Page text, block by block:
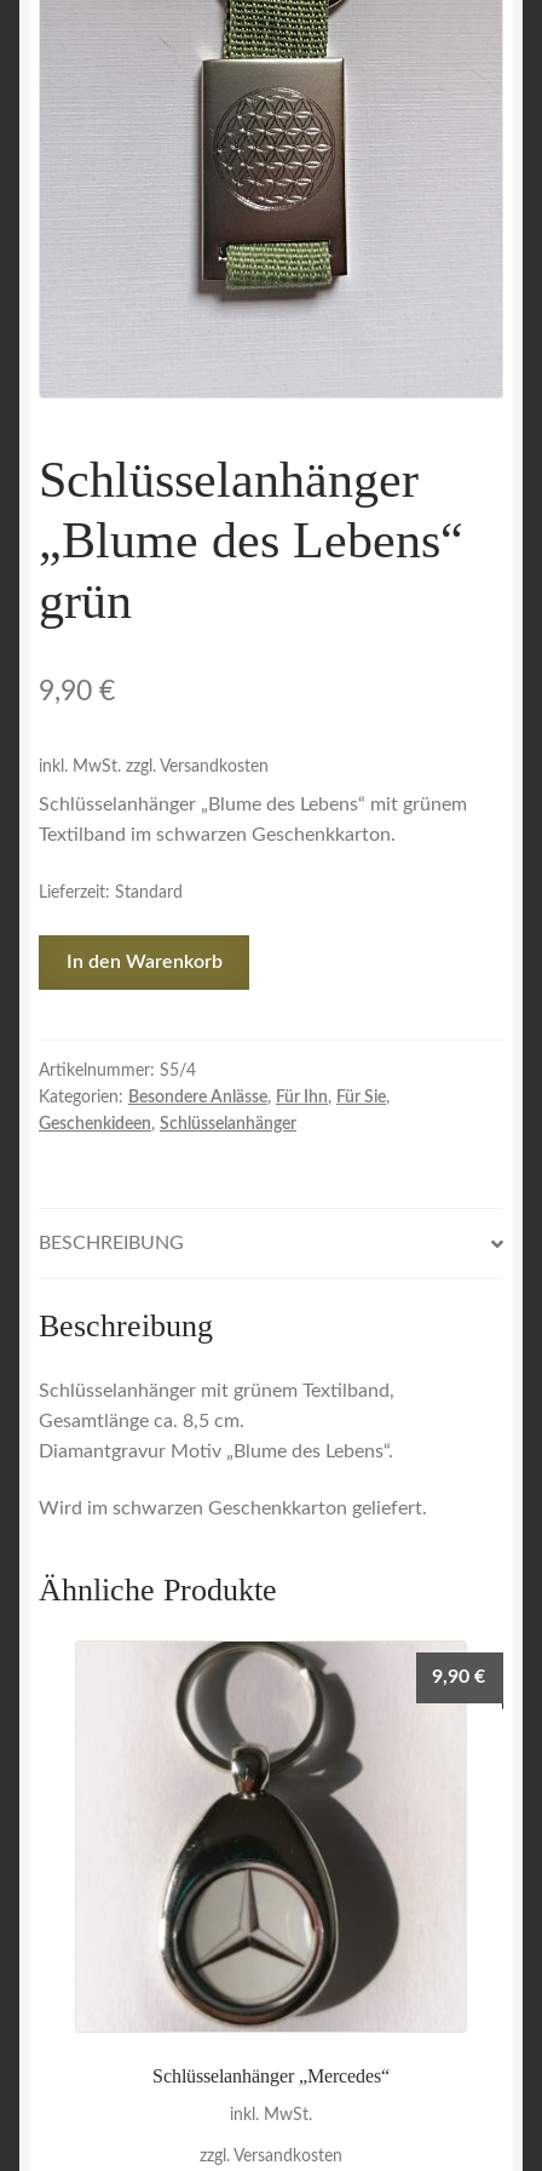
Schlüsselanhänger
„Blume des Lebens“
grün
9,90 €
inkl. MwSt. zzgl. Versandkosten
Schlüsselanhänger „Blume des Lebens“ mit grünem
Textilband im schwarzen Geschenkkarton.
Lieferzeit: Standard
grün
Menge
In den Warenkorb
Artikelnummer: S5/4
Kategorien: Besondere Anlässe, Für Ihn, Für Sie,
Geschenkideen, Schlüsselanhänger
BESCHREIBUNG
Beschreibung
Schlüsselanhänger mit grünem Textilband,
Gesamtlänge ca. 8,5 cm.
Diamantgravur Motiv „Blume des Lebens“.
Wird im schwarzen Geschenkkarton geliefert.
Ähnliche Produkte
Schlüsselanhänger „Mercedes“
9,90€
inkl. MwSt.
zzgl. Versandkosten